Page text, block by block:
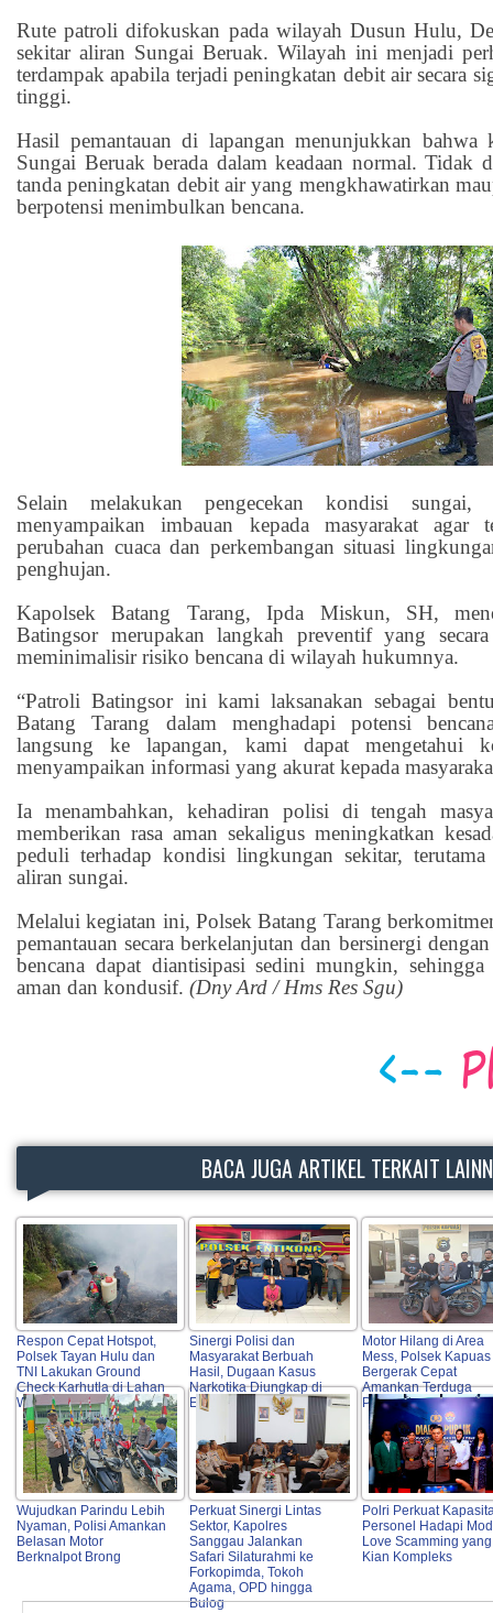
Rute patroli difokuskan pada wilayah Dusun Hulu,
sekitar aliran Sungai Beruak. Wilayah ini menjadi
terdampak apabila terjadi peningkatan debit air secara
tinggi.
Hasil pemantauan di lapangan menunjukkan
Sungai Beruak berada dalam keadaan normal. Tidak
tanda peningkatan debit air yang mengkhawatirkan
berpotensi menimbulkan bencana.
Selain melakukan pengecekan kondisi
menyampaikan imbauan kepada masyarakat agar
perubahan cuaca dan perkembangan situasi
penghujan.
Kapolsek Batang Tarang, Ipda Miskun, SH,
Batingsor merupakan langkah preventif yang
meminimalisir risiko bencana di wilayah hukumnya.
“Patroli Batingsor ini kami laksanakan sebagai
Batang Tarang dalam menghadapi potensi
langsung ke lapangan, kami dapat mengetahui
menyampaikan informasi yang akurat kepada
Ia menambahkan, kehadiran polisi di tengah
memberikan rasa aman sekaligus meningkatkan
peduli terhadap kondisi lingkungan sekitar,
aliran sungai.
Melalui kegiatan ini, Polsek Batang Tarang
pemantauan secara berkelanjutan dan bersinergi
bencana dapat diantisipasi sedini mungkin,
aman dan kondusif. (Dny Ard / Hms Res Sgu)
BACA JUGA ARTIKEL TERKAIT
Respon Cepat Hotspot,
Polsek Tayan Hulu dan
TNI Lakukan Ground
Check Karhutla di Lahan
Warga
Sinergi Polisi dan
Masyarakat Berbuah
Hasil, Dugaan Kasus
Narkotika Diungkap di
Entikong
Motor Hilang di Area
Mess, Polsek Kapuas
Bergerak Cepat
Amankan Terduga
Pelaku
Wujudkan Parindu Lebih
Nyaman, Polisi Amankan
Belasan Motor
Berknalpot Brong
Perkuat Sinergi Lintas
Sektor, Kapolres
Sanggau Jalankan
Safari Silaturahmi ke
Forkopimda, Tokoh
Agama, OPD hingga
Bulog
Polri Perkuat
Personel Hadapi
Love Scamming yang
Kian Kompleks